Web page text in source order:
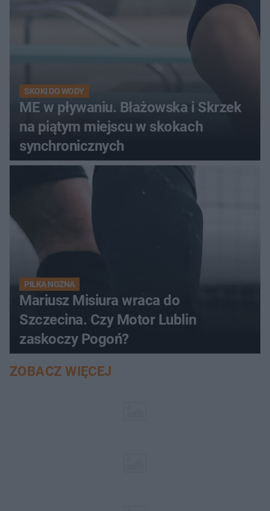
SKOKI DO WODY
ME w pływaniu. Błażowska i Skrzek
na piątym miejscu w skokach
synchronicznych
PIŁKA NOŻNA
Mariusz Misiura wraca do
Szczecina. Czy Motor Lublin
zaskoczy Pogoń?
ZOBACZ WIĘCEJ